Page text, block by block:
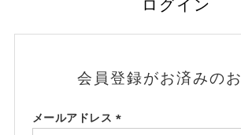
ログイン
会員登録がお済みの
メールアドレス